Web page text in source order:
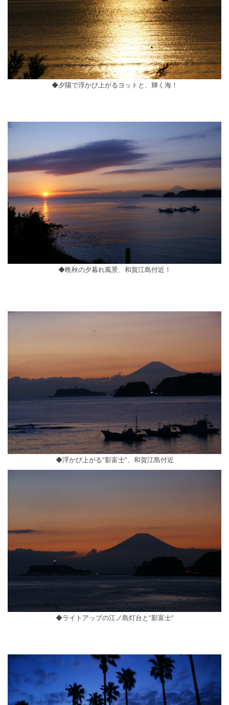
◆夕陽で浮かび上がるヨットと、輝く海！
◆晩秋の夕暮れ風景、和賀江島付近！
◆浮かび上がる”影富士”、和賀江島付近
◆ライトアップの江ノ島灯台と”影富士”